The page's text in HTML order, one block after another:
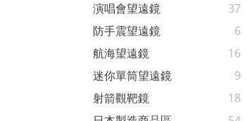
演唱會望遠鏡
37
防手震望遠鏡
6
航海望遠鏡
16
迷你單筒望遠鏡
9
射箭觀靶鏡
18